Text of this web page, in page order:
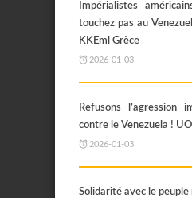
Impérialistes
touchez pas au
KKEml Grèce
2026-01-03
Refusons l’agression
contre le Venezuela !
2026-01-03
Solidarité avec le peuple